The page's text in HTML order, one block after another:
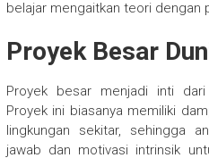
belajar mengaitkan teori dengan
Proyek Besar
Proyek besar menjadi inti
Proyek ini biasanya memiliki
lingkungan sekitar, sehingga
jawab dan motivasi intrinsik